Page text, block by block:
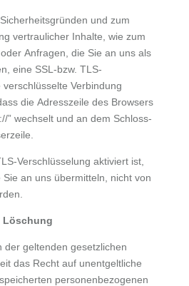
und zum
vertraulicher Inhalte, wie zum
Anfragen, die Sie an uns als
eine SSL-bzw. TLS-
Verbindung
die Adresszeile des Browsers
” wechselt und an dem Schloss-
Verschlüsselung aktiviert ist,
an uns übermitteln, nicht von
Löschung
der geltenden gesetzlichen
das Recht auf unentgeltliche
personenbezogenen